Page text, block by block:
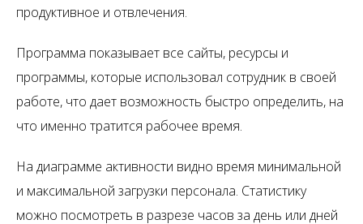
продуктивное и отвлечения.
Программа показывает все сайты, ресурсы и
программы, которые использовал сотрудник в своей
работе, что дает возможность быстро определить, на
что именно тратится рабочее время.
На диаграмме активности видно время минимальной
и максимальной загрузки персонала. Статистику
можно посмотреть в разрезе часов за день или дней